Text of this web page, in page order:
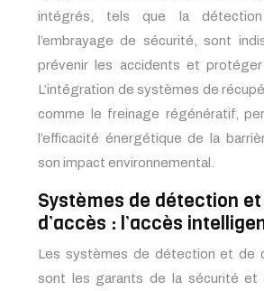
intégrés, tels que la détection
l’embrayage de sécurité, sont
prévenir les accidents et protéger
L’intégration de systèmes de
comme le freinage régénératif,
l’efficacité énergétique de la
son impact environnemental.
Systèmes de détection
d’accès : l’accès
Les systèmes de détection et de
sont les garants de la sécurité et